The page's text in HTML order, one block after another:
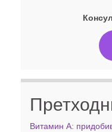
Витамин А: